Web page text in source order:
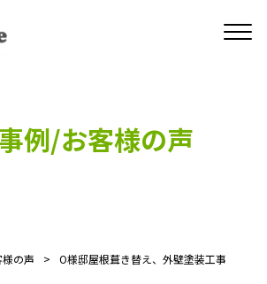
例/お客様の声
の声 O様邸屋根葺き替え、外壁塗装工事